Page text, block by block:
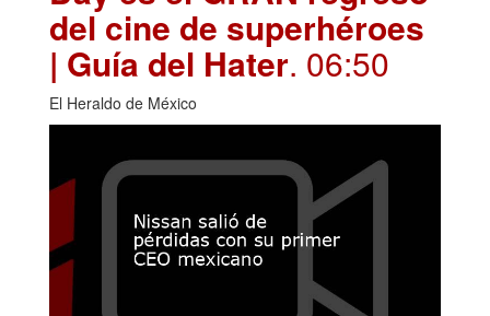
del cine de superhéroes
| Guía del Hater. 06:50
El Heraldo de México